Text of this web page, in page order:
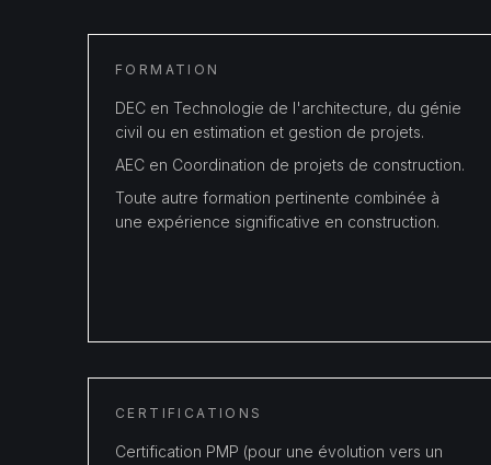
FORMATION
DEC en Technologie de l'architecture, du génie
civil ou en estimation et gestion de projets.
AEC en Coordination de projets de construction.
Toute autre formation pertinente combinée à
une expérience significative en construction.
CERTIFICATIONS
Certification PMP (pour une évolution vers un